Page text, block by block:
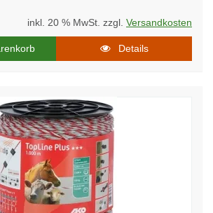
inkl. 20 % MwSt. zzgl. Versandkosten
Details